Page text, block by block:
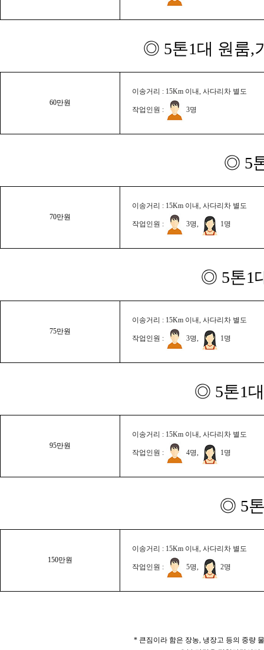
◎ 5톤1대 원룸,
60만원
이송거리 : 15Km 이내, 사다리차 별도
작업인원 : 3명
◎ 5
70만원
이송거리 : 15Km 이내, 사다리차 별도
작업인원 : 3명, 1명
◎ 5톤1
75만원
이송거리 : 15Km 이내, 사다리차 별도
작업인원 : 3명, 1명
◎ 5톤1
95만원
이송거리 : 15Km 이내, 사다리차 별도
작업인원 : 4명, 1명
◎ 5
150만원
이송거리 : 15Km 이내, 사다리차 별도
작업인원 : 5명, 2명
* 큰짐이라 함은 장농, 냉장고 등의 중량